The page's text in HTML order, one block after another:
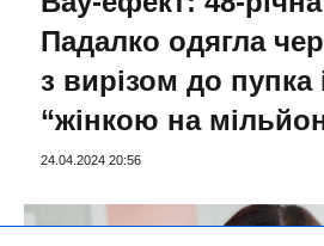
Падалко одягла
з вирізом до пупка
“жінкою на
24.04.2024 20:56